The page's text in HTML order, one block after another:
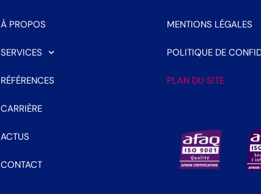
À PROPOS
SERVICES
RÉFÉRENCES
CARRIÈRE
ACTUS
CONTACT
MENTIONS LÉGALES
POLITIQUE DE
PLAN DU SITE